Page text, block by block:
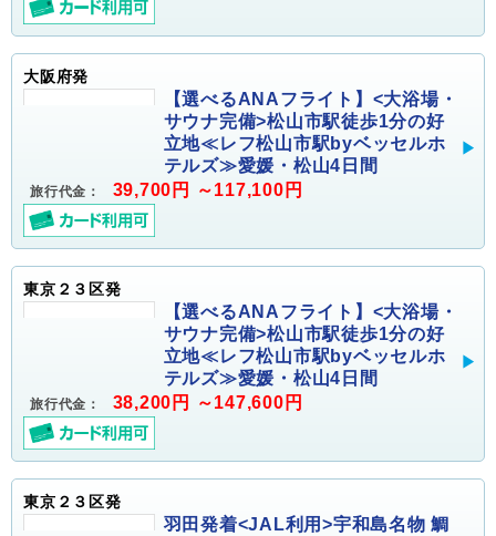
大阪府発
【選べるANAフライト】<大浴場・
サウナ完備>松山市駅徒歩1分の好
立地≪レフ松山市駅byベッセルホ
テルズ≫愛媛・松山4日間
旅行代金： 39,700円 ～117,100円
東京２３区発
【選べるANAフライト】<大浴場・
サウナ完備>松山市駅徒歩1分の好
立地≪レフ松山市駅byベッセルホ
テルズ≫愛媛・松山4日間
旅行代金： 38,200円 ～147,600円
東京２３区発
羽田発着<JAL利用>宇和島名物 鯛